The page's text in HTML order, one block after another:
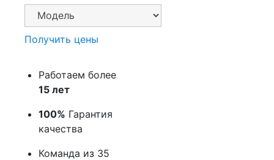
Получить цены
Работаем более
15 лет
100% Гарантия
качества
Команда из 35